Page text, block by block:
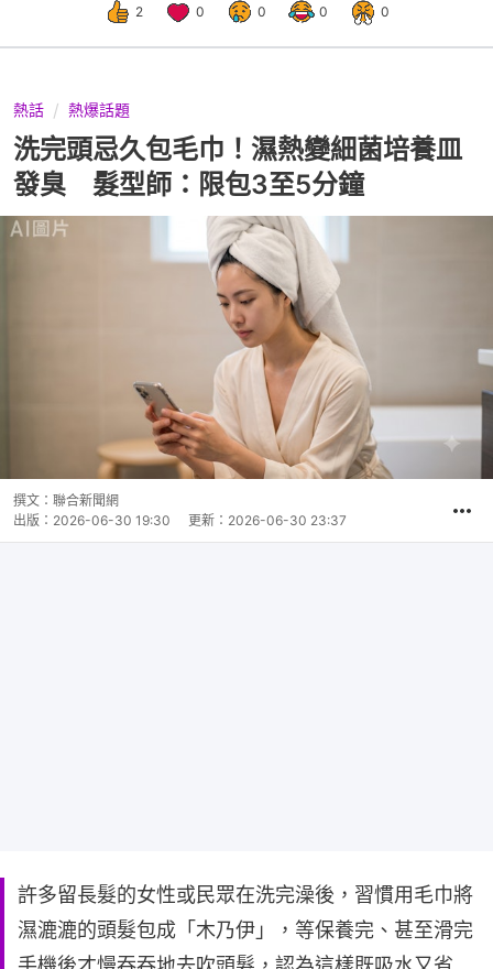
2 0 0 0 0
熱話 熱爆話題
洗完頭忌久包毛巾！濕熱變細菌培養皿
發臭 髮型師：限包3至5分鐘
撰文： 聯合新聞網
出版： 2026-06-30 19:30 更新： 2026-06-30 23:37
許多留長髮的女性或民眾在洗完澡後，習慣用毛巾將
濕漉漉的頭髮包成「木乃伊」，等保養完、甚至滑完